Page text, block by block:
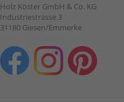
Holz Köster GmbH & Co. KG
Industriestrasse 3
31180 Giesen/Emmerke